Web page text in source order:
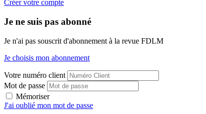
Créer votre compte
Je ne suis pas abonné
Je n'ai pas souscrit d'abonnement à la revue FDLM
Je choisis mon abonnement
Votre numéro client
Mot de passe
Mémoriser
J'ai oublié mon mot de passe